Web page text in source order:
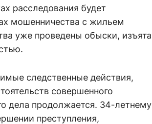
расследования будет
мошенничества с жильем
уже проведены обыски, изъята
следственные действия,
совершенного
дела продолжается. 34-летнему
преступления,